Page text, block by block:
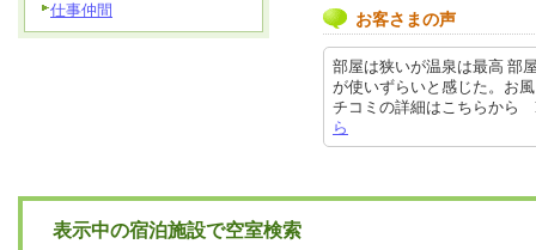
お客さまの声
部屋は狭いが温泉は最高 部
が使いずらいと感じた。お
チコミの詳細はこちらか
ら
仕事仲間
表示中の宿泊施設で空室検索